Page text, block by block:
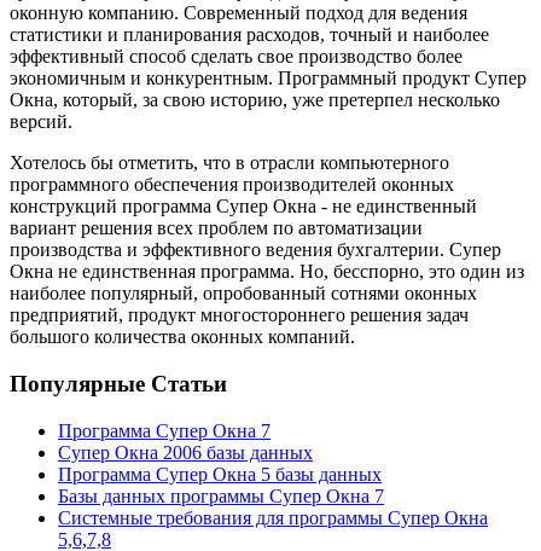
оконную компанию. Современный подход для ведения
статистики и планирования расходов, точный и наиболее
эффективный способ сделать свое производство более
экономичным и конкурентным. Программный продукт Супер
Окна, который, за свою историю, уже претерпел несколько
версий.
Хотелось бы отметить, что в отрасли компьютерного
программного обеспечения производителей оконных
конструкций программа Супер Окна - не единственный
вариант решения всех проблем по автоматизации
производства и эффективного ведения бухгалтерии. Супер
Окна не единственная программа. Но, бесспорно, это один из
наиболее популярный, опробованный сотнями оконных
предприятий, продукт многостороннего решения задач
большого количества оконных компаний.
Популярные Статьи
Программа Супер Окна 7
Супер Окна 2006 базы данных
Программа Супер Окна 5 базы данных
Базы данных программы Супер Окна 7
Системные требования для программы Супер Окна
5,6,7,8